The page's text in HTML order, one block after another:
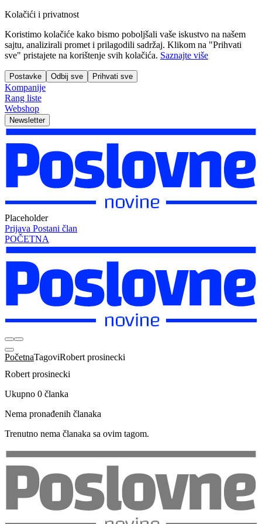
Kolačići i privatnost
Koristimo kolačiće kako bismo poboljšali vaše iskustvo na našem
sajtu, analizirali promet i prilagodili sadržaj. Klikom na "Prihvati
sve" pristajete na korištenje svih kolačića. Saznajte više
Postavke Odbij sve Prihvati sve
Kompanije
Rang liste
Webshop
Newsletter
Placeholder
Prijava Postani član
POČETNA
PočetnaTagoviRobert prosinecki
Robert prosinecki
Ukupno 0 članka
Nema pronađenih članaka
Trenutno nema članaka sa ovim tagom.